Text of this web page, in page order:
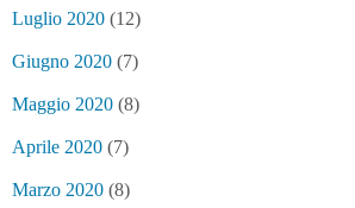
Luglio 2020 (12)
Giugno 2020 (7)
Maggio 2020 (8)
Aprile 2020 (7)
Marzo 2020 (8)